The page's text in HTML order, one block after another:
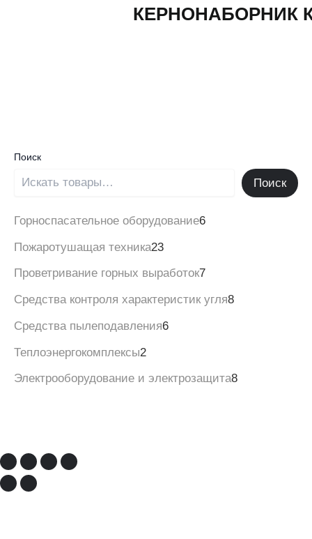
Поиск
Поиск
Горноспасательное оборудование6
Пожаротушащая техника23
Проветривание горных выработок7
Средства контроля характеристик угля8
Средства пылеподавления6
Теплоэнергокомплексы2
Электрооборудование и электрозащита8
КЕРНОНАБОРНИК